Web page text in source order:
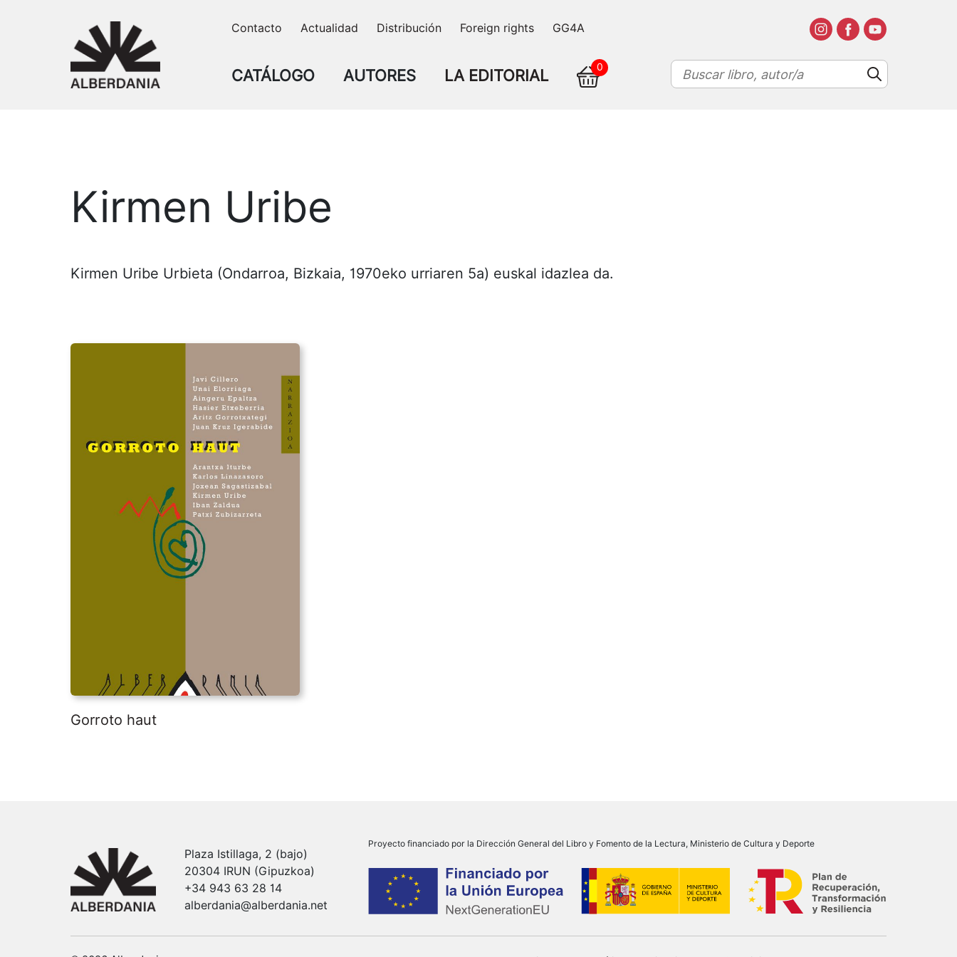
Contacto Actualidad Distribución Foreign rights GG4A
CATÁLOGO AUTORES LA EDITORIAL 0
Kirmen Uribe
Kirmen Uribe Urbieta (Ondarroa, Bizkaia, 1970eko urriaren 5a) euskal idazlea da.
Gorroto haut
Plaza Istillaga, 2 (bajo)
20304 IRUN (Gipuzkoa)
+34 943 63 28 14
alberdania@alberdania.net
Proyecto financiado por la Dirección General del Libro y Fomento de la Lectura, Ministerio de Cultura y Deporte